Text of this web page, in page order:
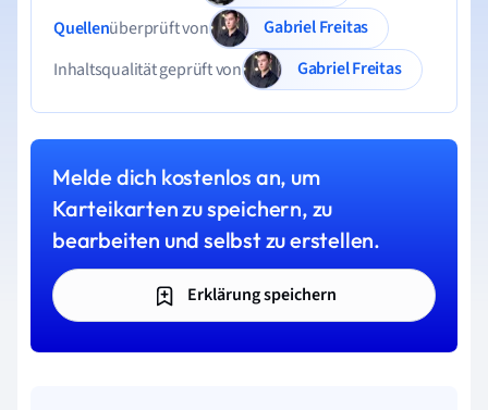
Quellenüberprüft von
Gabriel Freitas
Inhaltsqualität geprüft von
Gabriel Freitas
Melde dich kostenlos an, um
Karteikarten zu speichern, zu
bearbeiten und selbst zu erstellen.
Erklärung speichern